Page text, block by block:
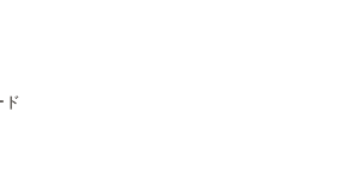
ド